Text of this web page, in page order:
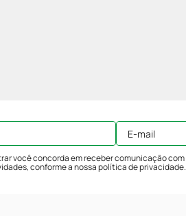
você concorda em receber comunicação com
conforme a nossapolítica de privacidade.